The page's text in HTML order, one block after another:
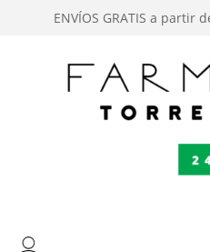
ENVÍOS GRATIS a partir